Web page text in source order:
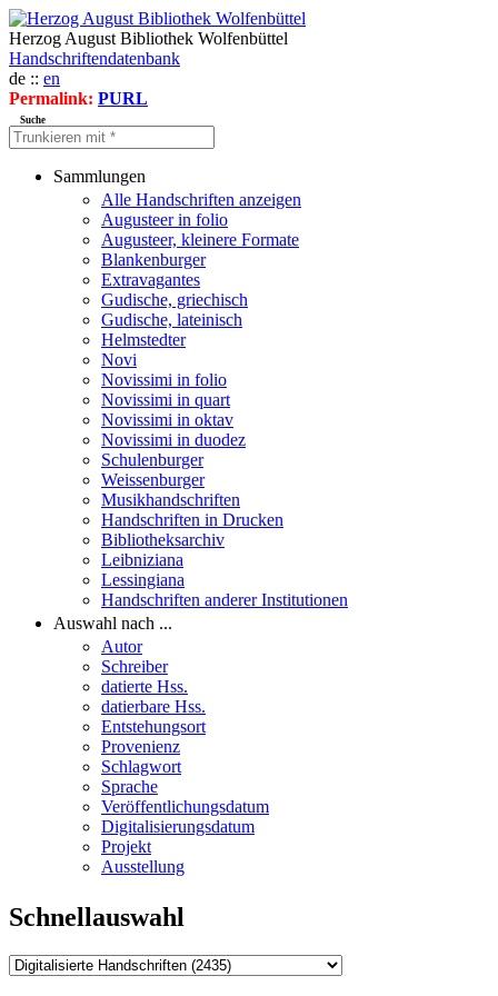
Herzog August Bibliothek Wolfenbüttel
Handschriftendatenbank
de :: en
Permalink: PURL
Suche
Sammlungen
Alle Handschriften anzeigen
Augusteer in folio
Augusteer, kleinere Formate
Blankenburger
Extravagantes
Gudische, griechisch
Gudische, lateinisch
Helmstedter
Novi
Novissimi in folio
Novissimi in quart
Novissimi in oktav
Novissimi in duodez
Schulenburger
Weissenburger
Musikhandschriften
Handschriften in Drucken
Bibliotheksarchiv
Leibniziana
Lessingiana
Handschriften anderer Institutionen
Auswahl nach ...
Autor
Schreiber
datierte Hss.
datierbare Hss.
Entstehungsort
Provenienz
Schlagwort
Sprache
Veröffentlichungsdatum
Digitalisierungsdatum
Projekt
Ausstellung
Schnellauswahl